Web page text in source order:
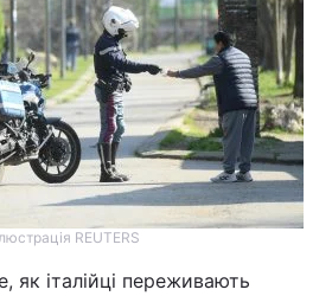
REUTERS
як італійці переживають